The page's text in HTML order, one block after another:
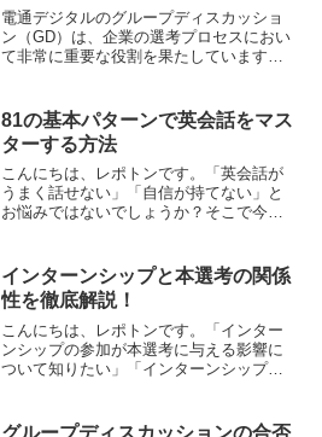
電通デジタルのグループディスカッショ
ン（GD）は、企業の選考プロセスにおい
て非常に重要な役割を果たしています。
ュニケーション能力やチームワーク、論
理的思考力が試される...
81の基本パターンで英会話をマス
ターする方法
こんにちは、レポトンです。「英会話が
うまく話せない」「自信が持てない」と
お悩みではないでしょうか？そこで今回
ます！レポトンこの記事は次のような人
におすすめ！英会話を始...
インターンシップと本選考の関係
性を徹底解説！
こんにちは、レポトンです。「インター
ンシップの参加が本選考に与える影響に
ついて知りたい」「インターンシップを
インターンシップと本選考の関係性につ
グループディスカッションの合否